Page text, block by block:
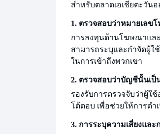
สำหรับตลาดเอเชียตะวัน
1. ตรวจสอบว่าหมายเลข
การลงทุนด้านโฆษณาและ
สามารถระบุและกำจัดผู้ใ
ในการเข้าถึงพวกเขา
2. ตรวจสอบว่าบัญชีนั้นเป็
รองรับการตรวจจับว่าผู้ใ
โต้ตอบ เพื่อช่วยให้การดำ
3. การระบุความเสี่ยงแล